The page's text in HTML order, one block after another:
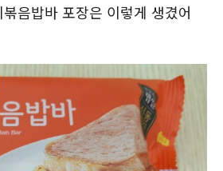
음밥바 포장은 이렇게 생겼어